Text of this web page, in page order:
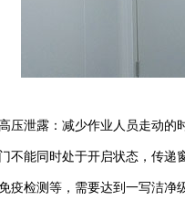
泄露：减少作业人员走动的
同时处于开启状态，传递
检测等，需要达到一写洁净